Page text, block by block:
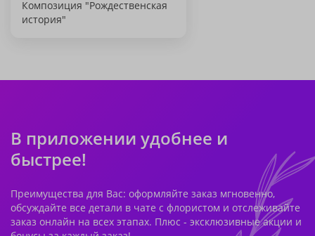
Композиция "Рождественская
история"
В приложении удобнее и
быстрее!
Преимущества для Вас: оформляйте заказ мгновенно,
обсуждайте все детали в чате с флористом и отслеживайте
заказ онлайн на всех этапах. Плюс - эксклюзивные акции и